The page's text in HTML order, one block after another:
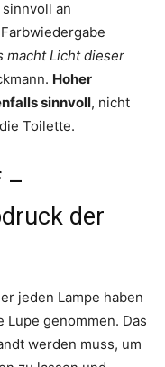
an
macht Licht dieser
Hoher
sinnvoll, nicht
Toilette.
–
der
jeden Lampe haben
Lupe genommen. Das
werden muss, um